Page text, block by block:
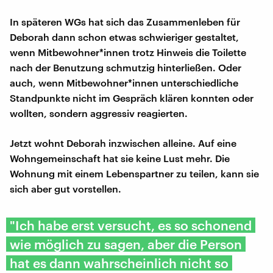
In späteren WGs hat sich das Zusammenleben für
Deborah dann schon etwas schwieriger gestaltet,
wenn Mitbewohner*innen trotz Hinweis die Toilette
nach der Benutzung schmutzig hinterließen. Oder
auch, wenn Mitbewohner*innen unterschiedliche
Standpunkte nicht im Gespräch klären konnten oder
wollten, sondern aggressiv reagierten.
Jetzt wohnt Deborah inzwischen alleine. Auf eine
Wohngemeinschaft hat sie keine Lust mehr. Die
Wohnung mit einem Lebenspartner zu teilen, kann sie
sich aber gut vorstellen.
"Ich habe erst versucht, es so schonend
wie möglich zu sagen, aber die Person
hat es dann wahrscheinlich nicht so